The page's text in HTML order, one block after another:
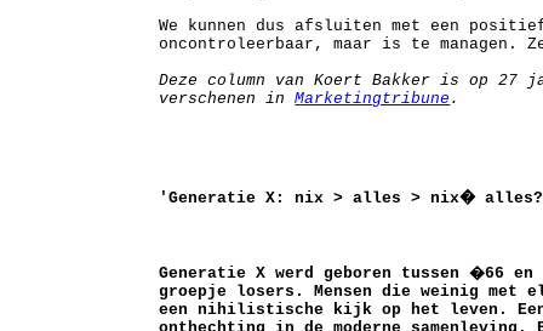
We kunnen dus afsluiten met een
oncontroleerbaar, maar is te managen.
Deze column van Koert Bakker is op
verschenen inMarketingtribune .
'Generatie X: nix > alles > nix�
Generatie X werd geboren tussen �66
groepje losers. Mensen die weinig met
een nihilistische kijk op het leven.